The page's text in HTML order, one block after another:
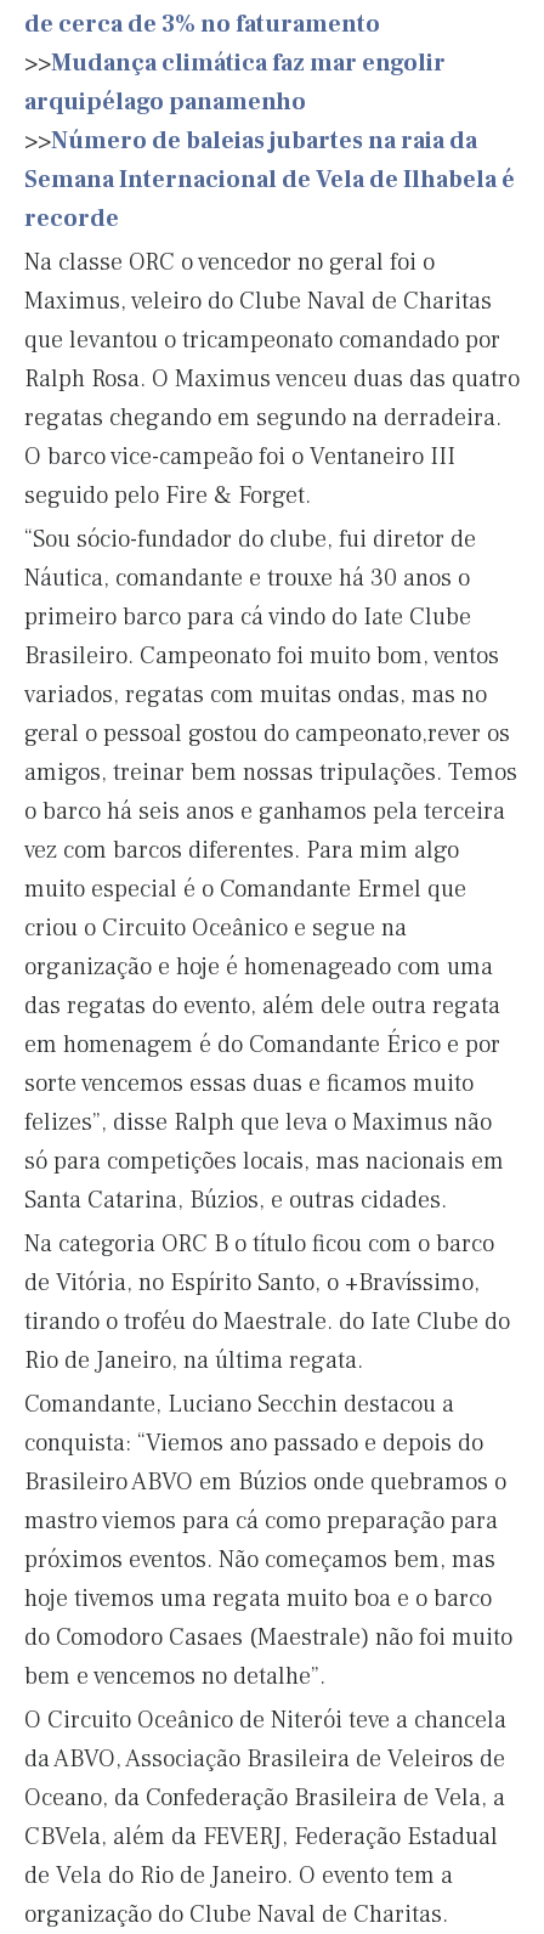
de cerca de 3% no faturamento
>>Mudança climática faz mar engolir
arquipélago panamenho
>>Número de baleias jubartes na raia da
Semana Internacional de Vela de Ilhabela é
recorde
Na classe ORC o vencedor no geral foi o
Maximus, veleiro do Clube Naval de Charitas
que levantou o tricampeonato comandado por
Ralph Rosa. O Maximus venceu duas das quatro
regatas chegando em segundo na derradeira.
O barco vice-campeão foi o Ventaneiro III
seguido pelo Fire & Forget.
“Sou sócio-fundador do clube, fui diretor de
Náutica, comandante e trouxe há 30 anos o
primeiro barco para cá vindo do Iate Clube
Brasileiro. Campeonato foi muito bom, ventos
variados, regatas com muitas ondas, mas no
geral o pessoal gostou do campeonato,rever os
amigos, treinar bem nossas tripulações. Temos
o barco há seis anos e ganhamos pela terceira
vez com barcos diferentes. Para mim algo
muito especial é o Comandante Ermel que
criou o Circuito Oceânico e segue na
organização e hoje é homenageado com uma
das regatas do evento, além dele outra regata
em homenagem é do Comandante Érico e por
sorte vencemos essas duas e ficamos muito
felizes”, disse Ralph que leva o Maximus não
só para competições locais, mas nacionais em
Santa Catarina, Búzios, e outras cidades.
Na categoria ORC B o título ficou com o barco
de Vitória, no Espírito Santo, o +Bravíssimo,
tirando o troféu do Maestrale. do Iate Clube do
Rio de Janeiro, na última regata.
Comandante, Luciano Secchin destacou a
conquista: “Viemos ano passado e depois do
Brasileiro ABVO em Búzios onde quebramos o
mastro viemos para cá como preparação para
próximos eventos. Não começamos bem, mas
hoje tivemos uma regata muito boa e o barco
do Comodoro Casaes (Maestrale) não foi muito
bem e vencemos no detalhe”.
O Circuito Oceânico de Niterói teve a chancela
da ABVO, Associação Brasileira de Veleiros de
Oceano, da Confederação Brasileira de Vela, a
CBVela, além da FEVERJ, Federação Estadual
de Vela do Rio de Janeiro. O evento tem a
organização do Clube Naval de Charitas.